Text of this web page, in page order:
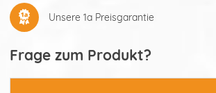
Unsere 1a Preisgarantie
Frage zum Produkt?